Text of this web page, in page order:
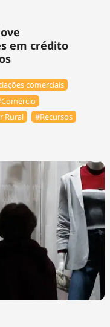
em crédito
comerciais
Rural #Recursos